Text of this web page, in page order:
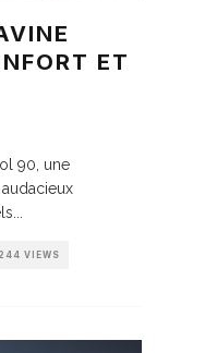
ET
90, une
244 VIEWS